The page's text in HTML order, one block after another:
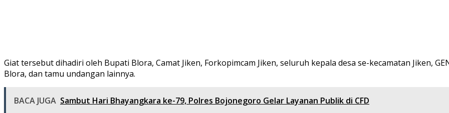
Giat tersebut dihadiri oleh Bupati Blora, Camat Jiken, Forkopimcam Jiken, seluruh kepala desa se-kecamatan Jiken,
Blora, dan tamu undangan lainnya.
BACA JUGA Sambut Hari Bhayangkara ke-79, Polres Bojonegoro Gelar Layanan Publik di CFD